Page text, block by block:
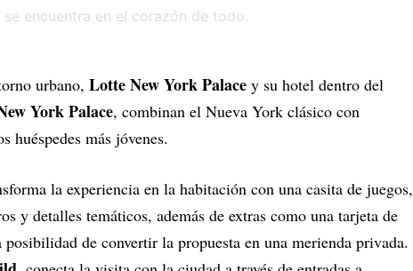
urbano, Lotte New York Palace y su hotel dentro del
York Palace, combinan el Nueva York clásico con
huéspedes más jóvenes.
la experiencia en la habitación con una casita de juegos,
y detalles temáticos, además de extras como una tarjeta de
posibilidad de convertir la propuesta en una merienda privada.